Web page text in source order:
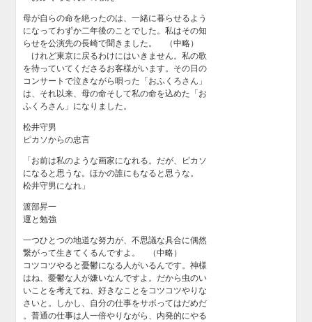
母が自らの命を絶ったのは、一緒に暮らせるよう
になってわずか二年後のことでした。私はその知
らせを公演先の長崎で聞きました。 （中略）
けれど東京に戻るわけにはいきません。私の歌
を待っていてくださるお客様がいます。その日の
コンサートで泣きながら唄った「おふくろさん」
は、それ以来、母の命そして私の命を込めた「お
ふくろさん」になりました。
松井守男
ピカソからの忠言
「お前は私のような画家になれる。だが、ピカソ
になると思うな。ほかの誰にもなると思うな。
松井守男になれ」
渡部昇一
運と勉強
一つひとつの地道な努力が、不思議な具合に偶然
繋がって生きてくるんですよ。 （中略）
コツコツやると憂鬱になる人がいるんです。神様
はね、憂鬱な人が嫌いなんですよ。だから虫のい
いことを考えてね、好きなことをコツコツやりな
さいと。しかし、自分の仕事をサボってはだめだ
。普通の仕事は人一倍やりながら、内発的にやる